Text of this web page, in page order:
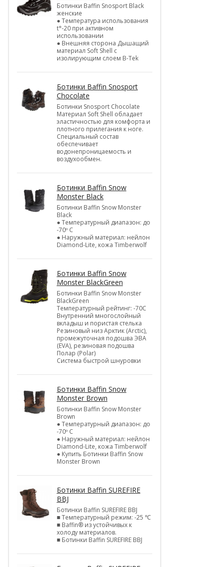
Ботинки Baffin Snosport Black
женские
● Температура использования
t°-20 при активном
использовании
● Внешняя сторона Дышащий
материал Soft Shell с
изолирующим слоем B-Tek
Ботинки Baffin Snosport
Chocolate
Ботинки Snosport Chocolate
Материал Soft Shell обладает
эластичностью для комфорта и
плотного прилегания к ноге.
Специальный состав
обеспечивает
водонепроницаемость и
воздухообмен.
Ботинки Baffin Snow
Monster Black
Ботинки Baffin Snow Monster
Black
● Температурный диапазон: до
-70º C
● Наружный материал: нейлон
Diamond-Lite, кожа Timberwolf
Ботинки Baffin Snow
Monster BlackGreen
Ботинки Baffin Snow Monster
BlackGreen
Температурный рейтинг: -70C
Внутренний многослойный
вкладыш и пористая стелька
Резиновый низ Арктик (Arctic),
промежуточная подошва ЭВА
(EVA), резиновая подошва
Полар (Polar)
Система быстрой шнуровки
Ботинки Baffin Snow
Monster Brown
Ботинки Baffin Snow Monster
Brown
● Температурный диапазон: до
-70º C
● Наружный материал: нейлон
Diamond-Lite, кожа Timberwolf
● Купить Ботинки Baffin Snow
Monster Brown
Ботинки Baffin SUREFIRE
BBJ
Ботинки Baffin SUREFIRE BBJ
■ Температурный режим: -25 ℃
■ Baffin® из устойчивых к
холоду материалов.
■ Ботинки Baffin SUREFIRE BBJ